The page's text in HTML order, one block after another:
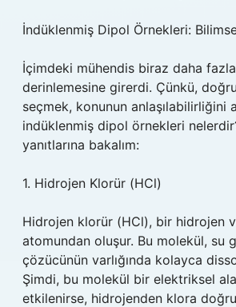
İndüklenmiş Dipol Örnekleri:
İçimdeki mühendis biraz daha
derinlemesine girerdi. Çünkü,
seçmek, konunun anlaşılabilirliğini
indüklenmiş dipol örnekleri
yanıtlarına bakalım:
1. Hidrojen Klorür (HCl)
Hidrojen klorür (HCl), bir hidrojen
atomundan oluşur. Bu molekül, su
çözücünün varlığında kolayca
Şimdi, bu molekül bir elektriksel
etkilenirse, hidrojenden klora